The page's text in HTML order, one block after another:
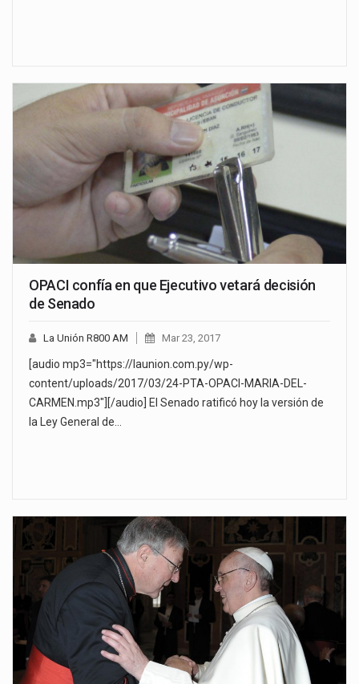
OPACI confía en que Ejecutivo vetará decisión
de Senado
La Unión R800 AM Mar 23, 2017
[audio mp3="https://launion.com.py/wp-
content/uploads/2017/03/24-PTA-OPACI-MARIA-DEL-
CARMEN.mp3"][/audio] El Senado ratificó hoy la versión de
la Ley General de…